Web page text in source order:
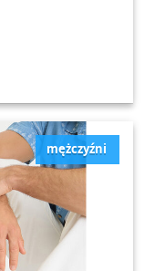
mężczyźni